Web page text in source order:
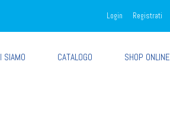
Login Registrati
SIAMO CATALOGO SHOP ONLINE